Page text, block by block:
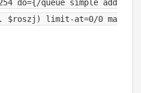
do={/queue simple add
$roszj) limit-at=0/0 ma